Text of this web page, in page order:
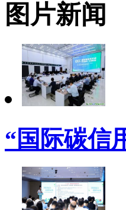
图片新闻
“国际碳信